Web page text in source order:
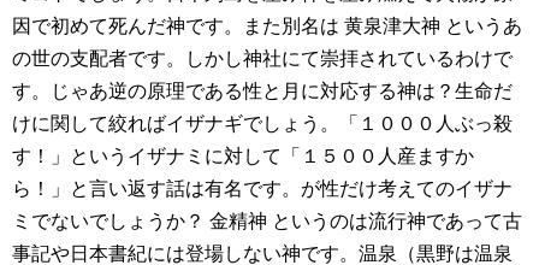
因で初めて死んだ神です。また別名は 黄泉津大神 というあ
の世の支配者です。しかし神社にて崇拝されているわけで
す。じゃあ逆の原理である性と月に対応する神は？生命だ
けに関して絞ればイザナギでしょう。「１０００人ぶっ殺
す！」というイザナミに対して「１５００人産ますか
ら！」と言い返す話は有名です。が性だけ考えてのイザナ
ミでないでしょうか？ 金精神 というのは流行神であって古
事記や日本書紀には登場しない神です。温泉（黒野は温泉